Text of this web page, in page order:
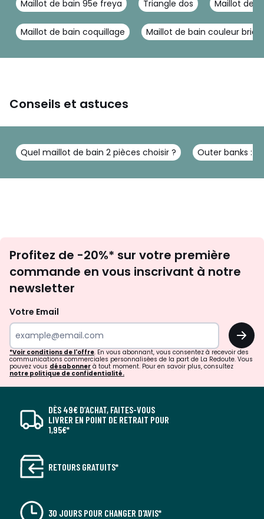
Maillot de bain 95e freya Triangle dos Maillot de
Maillot de bain coquillage Maillot de bain couleur
Conseils et astuces
Quel maillot de bain 2 pièces choisir ? Outer banks :
newsletter
Profitez de -20%* sur votre première
commande en vous inscrivant à notre
newsletter
Votre Email
OK
*Voir conditions de l'offre. En vous abonnant, vous consentez à recevoir des
communications commerciales personnalisées de la part de La Redoute. Vous
pouvez vous désabonner à tout moment. Pour en savoir plus, consultez
notre politique de confidentialité.
DÈS 49€ D’ACHAT, FAITES-VOUS
LIVRER EN POINT DE RETRAIT POUR
1,95€*
RETOURS GRATUITS*
30 JOURS POUR CHANGER D'AVIS*